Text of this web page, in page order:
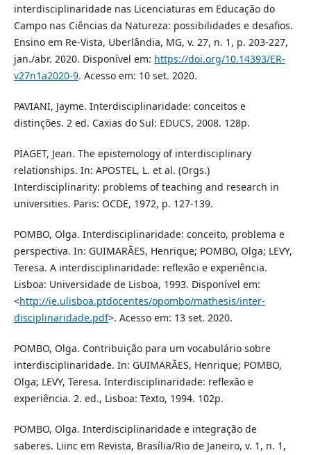
interdisciplinaridade nas Licenciaturas em Educação do
Campo nas Ciências da Natureza: possibilidades e desafios.
Ensino em Re-Vista, Uberlândia, MG, v. 27, n. 1, p. 203-227,
jan./abr. 2020. Disponível em: https://doi.org/10.14393/ER-
v27n1a2020-9. Acesso em: 10 set. 2020.
PAVIANI, Jayme. Interdisciplinaridade: conceitos e
distinções. 2 ed. Caxias do Sul: EDUCS, 2008. 128p.
PIAGET, Jean. The epistemology of interdisciplinary
relationships. In: APOSTEL, L. et al. (Orgs.)
Interdisciplinarity: problems of teaching and research in
universities. Paris: OCDE, 1972, p. 127-139.
POMBO, Olga. Interdisciplinaridade: conceito, problema e
perspectiva. In: GUIMARÃES, Henrique; POMBO, Olga; LEVY,
Teresa. A interdisciplinaridade: reflexão e experiência.
Lisboa: Universidade de Lisboa, 1993. Disponível em:
<http://ie.ulisboa.ptdocentes/opombo/mathesis/inter-
disciplinaridade.pdf>. Acesso em: 13 set. 2020.
POMBO, Olga. Contribuição para um vocabulário sobre
interdisciplinaridade. In: GUIMARÃES, Henrique; POMBO,
Olga; LEVY, Teresa. Interdisciplinaridade: reflexão e
experiência. 2. ed., Lisboa: Texto, 1994. 102p.
POMBO, Olga. Interdisciplinaridade e integração de
saberes. Liinc em Revista, Brasília/Rio de Janeiro, v. 1, n. 1,